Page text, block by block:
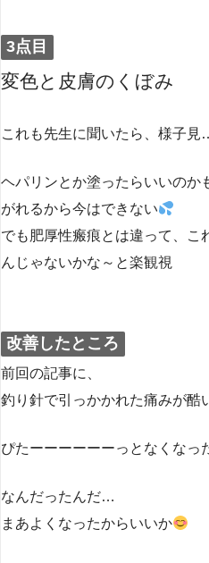
3点目
変色と皮膚のくぼみ
これも先生に聞いたら、様子見
ヘパリンとか塗ったらいいのか
がれるから今はできない
でも肥厚性瘢痕とは違って、こ
んじゃないかな～と楽観視
改善したところ
前回の記事に、
釣り針で引っかかれた痛みが酷
ぴたーーーーーーっとなくなっ
なんだったんだ…
まあよくなったからいいか